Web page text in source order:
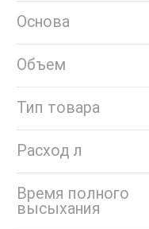
Основа
Объем
Тип товара
Расход л
Время полного
высыхания